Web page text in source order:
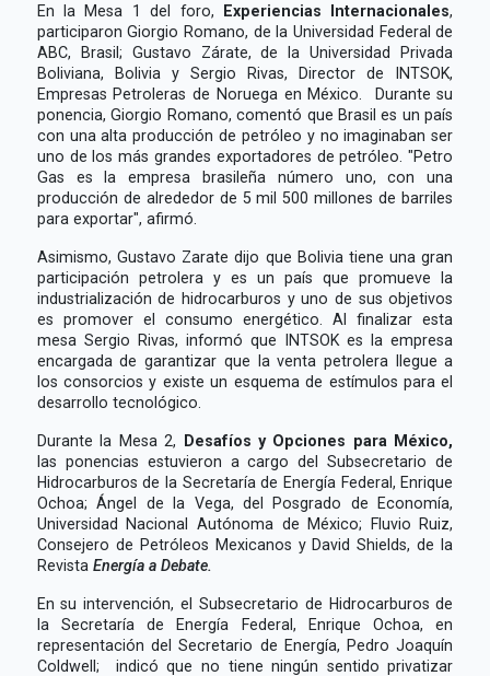
En la Mesa 1 del foro, Experiencias Internacionales,
participaron Giorgio Romano, de la Universidad Federal de
ABC, Brasil; Gustavo Zárate, de la Universidad Privada
Boliviana, Bolivia y Sergio Rivas, Director de INTSOK,
Empresas Petroleras de Noruega en México. Durante su
ponencia, Giorgio Romano, comentó que Brasil es un país
con una alta producción de petróleo y no imaginaban ser
uno de los más grandes exportadores de petróleo. "Petro
Gas es la empresa brasileña número uno, con una
producción de alrededor de 5 mil 500 millones de barriles
para exportar", afirmó.
Asimismo, Gustavo Zarate dijo que Bolivia tiene una gran
participación petrolera y es un país que promueve la
industrialización de hidrocarburos y uno de sus objetivos
es promover el consumo energético. Al finalizar esta
mesa Sergio Rivas, informó que INTSOK es la empresa
encargada de garantizar que la venta petrolera llegue a
los consorcios y existe un esquema de estímulos para el
desarrollo tecnológico.
Durante la Mesa 2, Desafíos y Opciones para México,
las ponencias estuvieron a cargo del Subsecretario de
Hidrocarburos de la Secretaría de Energía Federal, Enrique
Ochoa; Ángel de la Vega, del Posgrado de Economía,
Universidad Nacional Autónoma de México; Fluvio Ruiz,
Consejero de Petróleos Mexicanos y David Shields, de la
Revista Energía a Debate.
En su intervención, el Subsecretario de Hidrocarburos de
la Secretaría de Energía Federal, Enrique Ochoa, en
representación del Secretario de Energía, Pedro Joaquín
Coldwell; indicó que no tiene ningún sentido privatizar